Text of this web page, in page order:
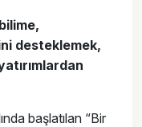
desteklemek,
başlatılan “Bir